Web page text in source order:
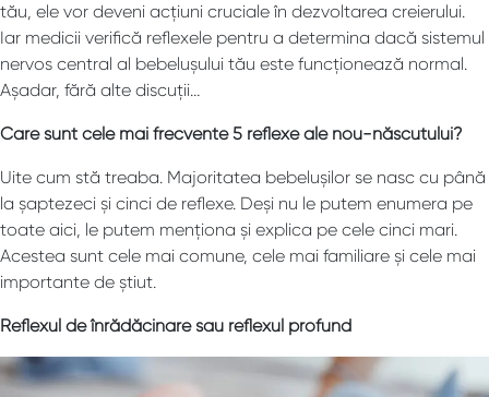
tău, ele vor deveni acțiuni cruciale în dezvoltarea creierului.
Iar medicii verifică reflexele pentru a determina dacă sistemul
nervos central al bebelușului tău este funcționează normal.
Așadar, fără alte discuții…
Care sunt cele mai frecvente 5 reflexe ale nou-născutului?
Uite cum stă treaba. Majoritatea bebelușilor se nasc cu până
la șaptezeci și cinci de reflexe. Deși nu le putem enumera pe
toate aici, le putem menționa și explica pe cele cinci mari.
Acestea sunt cele mai comune, cele mai familiare și cele mai
importante de știut.
Reflexul de înrădăcinare sau reflexul profund